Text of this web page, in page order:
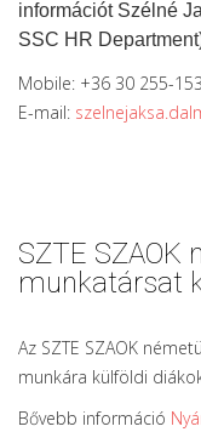
információt Szélné
SSC HR
Mobile: +36 30 255-
E-mail:
SZTE SZAOK
munkatársat
Az SZTE SZAOK
munkára külföldi
Bővebb információ